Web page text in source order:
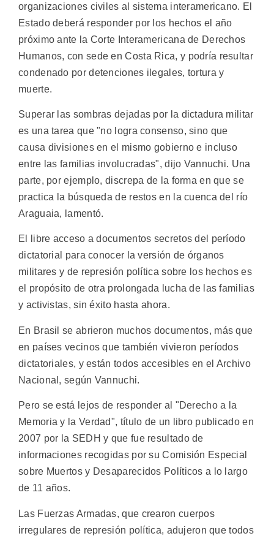
organizaciones civiles al sistema interamericano. El
Estado deberá responder por los hechos el año
próximo ante la Corte Interamericana de Derechos
Humanos, con sede en Costa Rica, y podría resultar
condenado por detenciones ilegales, tortura y
muerte.
Superar las sombras dejadas por la dictadura militar
es una tarea que "no logra consenso, sino que
causa divisiones en el mismo gobierno e incluso
entre las familias involucradas", dijo Vannuchi. Una
parte, por ejemplo, discrepa de la forma en que se
practica la búsqueda de restos en la cuenca del río
Araguaia, lamentó.
El libre acceso a documentos secretos del período
dictatorial para conocer la versión de órganos
militares y de represión política sobre los hechos es
el propósito de otra prolongada lucha de las familias
y activistas, sin éxito hasta ahora.
En Brasil se abrieron muchos documentos, más que
en países vecinos que también vivieron períodos
dictatoriales, y están todos accesibles en el Archivo
Nacional, según Vannuchi.
Pero se está lejos de responder al "Derecho a la
Memoria y la Verdad", título de un libro publicado en
2007 por la SEDH y que fue resultado de
informaciones recogidas por su Comisión Especial
sobre Muertos y Desaparecidos Políticos a lo largo
de 11 años.
Las Fuerzas Armadas, que crearon cuerpos
irregulares de represión política, adujeron que todos